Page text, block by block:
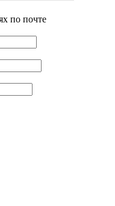
по почте